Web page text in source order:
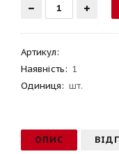
Артикул:
Наявність: 1
Одиниця: шт.
ОПИС